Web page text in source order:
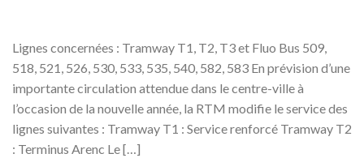
Lignes concernées : Tramway T1, T2, T3 et Fluo Bus 509,
518, 521, 526, 530, 533, 535, 540, 582, 583 En prévision d’une
importante circulation attendue dans le centre-ville à
l’occasion de la nouvelle année, la RTM modifie le service des
lignes suivantes : Tramway T1 : Service renforcé Tramway T2
: Terminus Arenc Le […]